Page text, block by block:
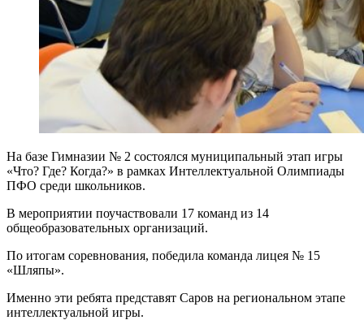
На базе Гимназии № 2 состоялся муниципальный этап игры
«Что? Где? Когда?» в рамках Интеллектуальной Олимпиады
ПФО среди школьников.
В мероприятии поучаствовали 17 команд из 14
общеобразовательных организаций.
По итогам соревнования, победила команда лицея № 15
«Шляпы».
Именно эти ребята представят Саров на региональном этапе
интеллектуальной игры.